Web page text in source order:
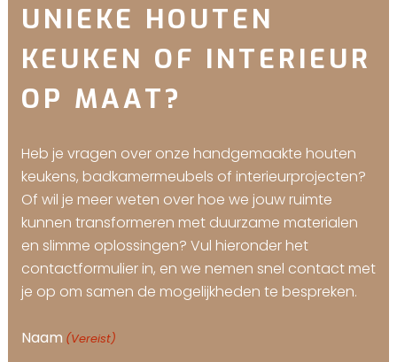
UNIEKE HOUTEN
KEUKEN OF INTERIEUR
OP MAAT?
Heb je vragen over onze handgemaakte houten
keukens, badkamermeubels of interieurprojecten?
Of wil je meer weten over hoe we jouw ruimte
kunnen transformeren met duurzame materialen
en slimme oplossingen? Vul hieronder het
contactformulier in, en we nemen snel contact met
je op om samen de mogelijkheden te bespreken.
Naam (Vereist)